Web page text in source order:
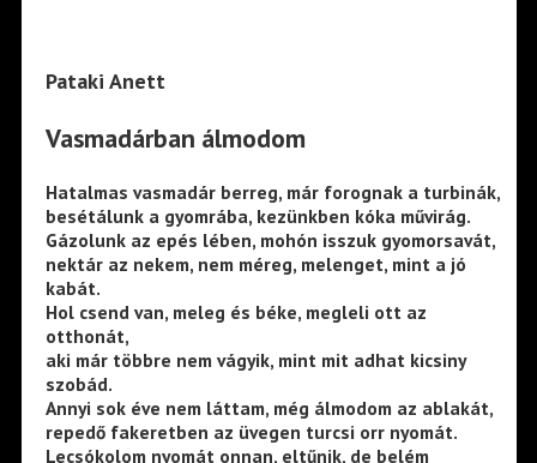
Pataki Anett
Vasmadárban álmodom
Hatalmas vasmadár berreg, már forognak a turbinák,
besétálunk a gyomrába, kezünkben kóka művirág.
Gázolunk az epés lében, mohón isszuk gyomorsavát,
nektár az nekem, nem méreg, melenget, mint a jó
kabát.
Hol csend van, meleg és béke, megleli ott az
otthonát,
aki már többre nem vágyik, mint mit adhat kicsiny
szobád.
Annyi sok éve nem láttam, még álmodom az ablakát,
repedő fakeretben az üvegen turcsi orr nyomát.
Lecsókolom nyomát onnan, eltűnik, de belém